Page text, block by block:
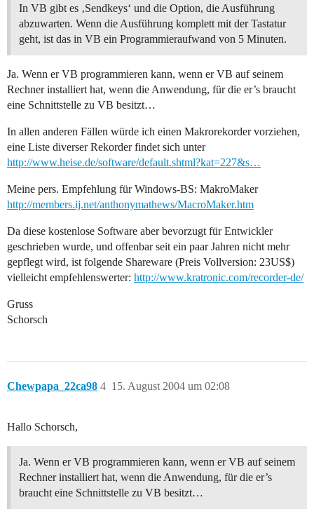
In VB gibt es ‚Sendkeys‘ und die Option, die Ausführung
abzuwarten. Wenn die Ausführung komplett mit der Tastatur
geht, ist das in VB ein Programmieraufwand von 5 Minuten.
Ja. Wenn er VB programmieren kann, wenn er VB auf seinem
Rechner installiert hat, wenn die Anwendung, für die er’s braucht
eine Schnittstelle zu VB besitzt…
In allen anderen Fällen würde ich einen Makrorekorder vorziehen,
eine Liste diverser Rekorder findet sich unter
http://www.heise.de/software/default.shtml?kat=227&s…
Meine pers. Empfehlung für Windows-BS: MakroMaker
http://members.ij.net/anthonymathews/MacroMaker.htm
Da diese kostenlose Software aber bevorzugt für Entwickler
geschrieben wurde, und offenbar seit ein paar Jahren nicht mehr
gepflegt wird, ist folgende Shareware (Preis Vollversion: 23US$)
vielleicht empfehlenswerter: http://www.kratronic.com/recorder-de/
Gruss
Schorsch
Chewpapa_22ca98 15. August 2004 um 02:08
4
Hallo Schorsch,
Ja. Wenn er VB programmieren kann, wenn er VB auf seinem
Rechner installiert hat, wenn die Anwendung, für die er’s
braucht eine Schnittstelle zu VB besitzt…